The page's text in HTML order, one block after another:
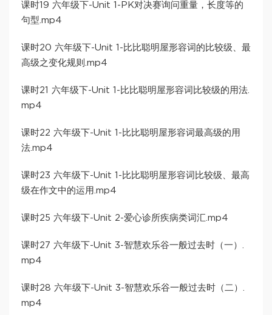
课时19 六年级下-Unit 1-PK对决赛询问重量，长度等的
句型.mp4
课时20 六年级下-Unit 1-比比聪明屋形容词的比较级、最
高级之变化规则.mp4
课时21 六年级下-Unit 1-比比聪明屋形容词比较级的用法.
mp4
课时22 六年级下-Unit 1-比比聪明屋形容词最高级的用
法.mp4
课时23 六年级下-Unit 1-比比聪明屋形容词比较级、最高
级在作文中的运用.mp4
课时25 六年级下-Unit 2-爱心诊所疾病类词汇.mp4
课时27 六年级下-Unit 3-智慧欢乐谷一般过去时（一）.
mp4
课时28 六年级下-Unit 3-智慧欢乐谷一般过去时（二）.
mp4